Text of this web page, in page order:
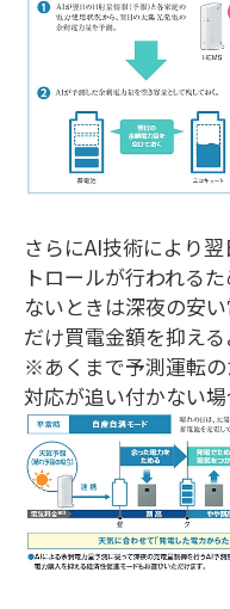
さらにAI技術により
トロールが行われる
ないときは深夜の安
だけ買電金額を抑える
※あくまで予測運転
対応が追い付かない